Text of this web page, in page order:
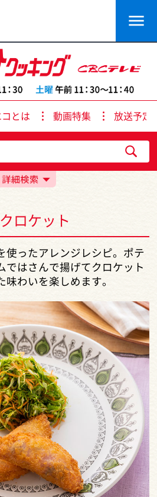
とは 動画特集 放送予定
ロケット
使ったアレンジレシピ。ポテ
ではさんで揚げてクロケット
わいを楽しめます。